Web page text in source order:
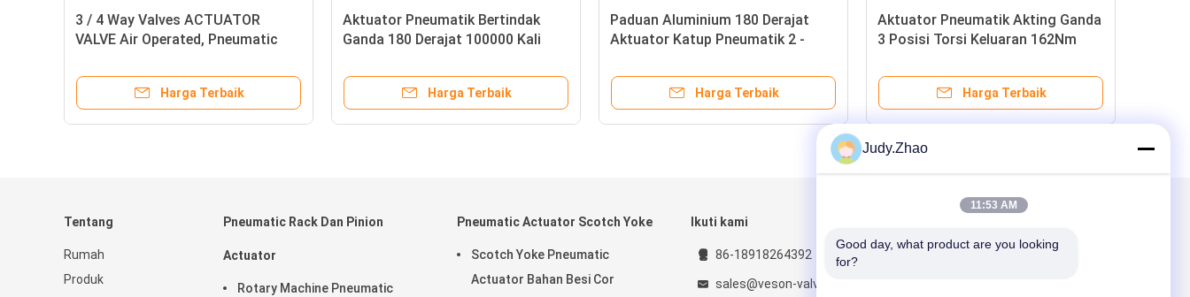
3 / 4 Way Valves ACTUATOR
VALVE Air Operated, Pneumatic
Harga Terbaik
Aktuator Pneumatik Bertindak
Ganda 180 Derajat 100000 Kali
Harga Terbaik
Paduan Aluminium 180 Derajat
Aktuator Katup Pneumatik 2 -
Harga Terbaik
Aktuator Pneumatik Akting Ganda
3 Posisi Torsi Keluaran 162Nm
Harga Terbaik
Tentang
Rumah
Produk
Pneumatic Rack Dan Pinion
Actuator
Rotary Machine Pneumatic
Pneumatic Actuator Scotch Yoke
Scotch Yoke Pneumatic
Actuator Bahan Besi Cor
Ikuti kami
86-18918264392
sales@veson-valve.com
Judy.Zhao
11:53 AM
Good day, what product are you looking
for?